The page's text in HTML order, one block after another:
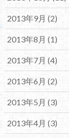
2013年9月 (2)
2013年8月 (1)
2013年7月 (4)
2013年6月 (2)
2013年5月 (3)
2013年4月 (3)